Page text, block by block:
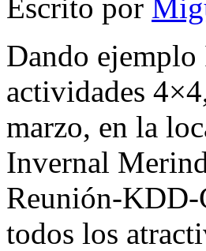
Escrito por
Dando
actividades
marzo, en la
Invernal
Reunión-KDD-
todos los